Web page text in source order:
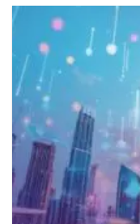
khiến hơn 185 triệu